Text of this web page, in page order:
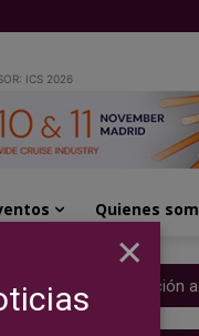
ICS 2026
Quienes
Suscripción
×